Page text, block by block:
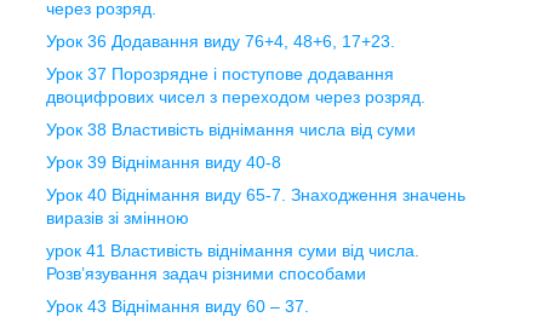
через розряд.
Урок 36 Додавання виду 76+4, 48+6, 17+23.
Урок 37 Порозрядне і поступове додавання
двоцифрових чисел з переходом через розряд.
Урок 38 Властивість віднімання числа від суми
Урок 39 Віднімання виду 40-8
Урок 40 Віднімання виду 65-7. Знаходження значень
виразів зі змінною
урок 41 Властивість віднімання суми від числа.
Розв’язування задач різними способами
Урок 43 Віднімання виду 60 – 37.